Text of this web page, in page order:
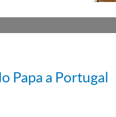
Papa a Portugal